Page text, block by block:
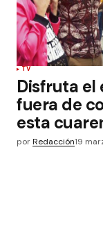
TV
Disfruta el
fuera de
esta
porRedacción19